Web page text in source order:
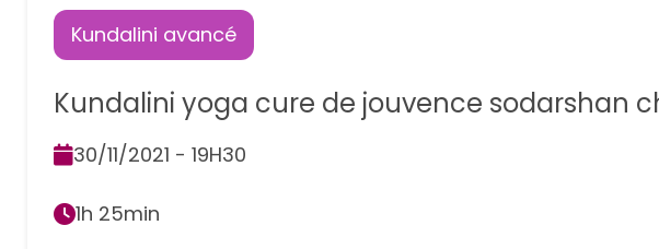
Kundalini avancé
Kundalini yoga cure de jouvence sodarshan
30/11/2021 - 19H30
1h 25min